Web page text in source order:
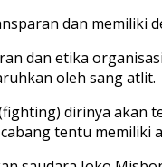
dan memiliki
dan etika
oleh sang atlit.
dirinya akan
tentu